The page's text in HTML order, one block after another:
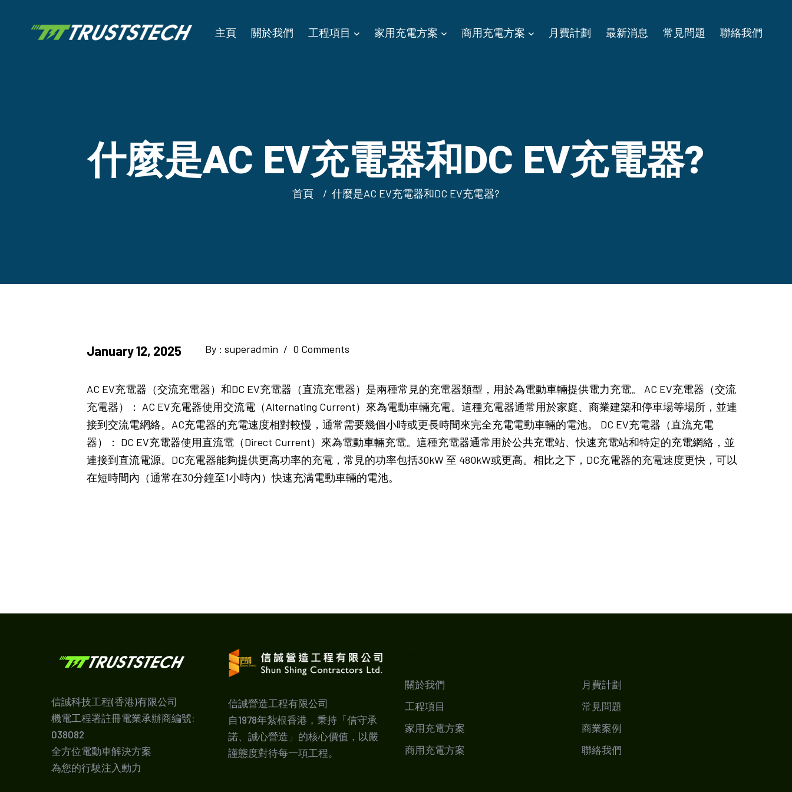
主頁 關於我們 工程項目 家用充電方案 商用充電方案 月費計劃 最新消息 常見問題 聯絡我們
什麼是AC EV充電器和DC EV充電器?
首頁 什麼是AC EV充電器和DC EV充電器?
January 12, 2025 By : superadmin / 0 Comments
AC EV充電器（交流充電器）和DC EV充電器（直流充電器）是兩種常見的充電器類型，用於為電動車輛提供電力充電。 AC EV充電器（交流
充電器）： AC EV充電器使用交流電（Alternating Current）來為電動車輛充電。這種充電器通常用於家庭、商業建築和停車場等場所，並連
接到交流電網絡。AC充電器的充電速度相對較慢，通常需要幾個小時或更長時間來完全充電電動車輛的電池。 DC EV充電器（直流充電
器）： DC EV充電器使用直流電（Direct Current）來為電動車輛充電。這種充電器通常用於公共充電站、快速充電站和特定的充電網絡，並
連接到直流電源。DC充電器能夠提供更高功率的充電，常見的功率包括30kW 至 480kW或更高。相比之下，DC充電器的充電速度更快，可以
在短時間內（通常在30分鐘至1小時內）快速充满電動車輛的電池。
信誠科技工程(香港)有限公司
機電工程署註冊電業承辦商編號:
038082
全方位電動車解決方案
為您的行駛注入動力
信誠營造工程有限公司
自1978年紮根香港，秉持「信守承
諾、誠心營造」的核心價值，以嚴
謹態度對待每一項工程。
關於我們
工程項目
家用充電方案
商用充電方案
月費計劃
常見問題
商業案例
聯絡我們